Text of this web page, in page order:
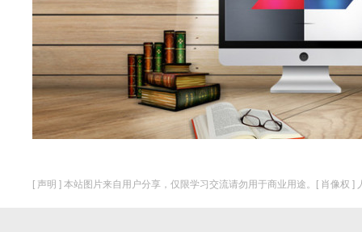
[ 声明 ] 本站图片来自用户分享，仅限学习交流请勿用于商业用途。[ 肖像权 ]